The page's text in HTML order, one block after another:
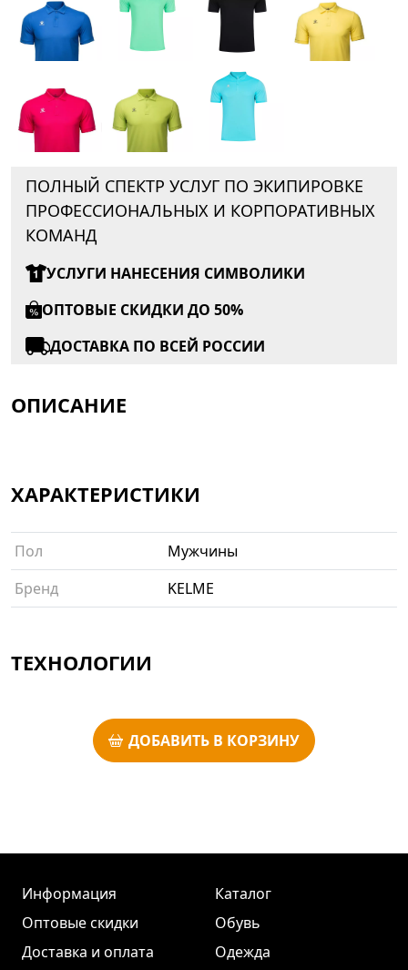
ПОЛНЫЙ СПЕКТР УСЛУГ ПО ЭКИПИРОВКЕ
ПРОФЕССИОНАЛЬНЫХ И КОРПОРАТИВНЫХ
КОМАНД
УСЛУГИ НАНЕСЕНИЯ СИМВОЛИКИ
ОПТОВЫЕ СКИДКИ ДО 50%
ДОСТАВКА ПО ВСЕЙ РОССИИ
ОПИСАНИЕ
ХАРАКТЕРИСТИКИ
Пол
Мужчины
Бренд
KELME
ТЕХНОЛОГИИ
ДОБАВИТЬ В КОРЗИНУ
Информация
Оптовые скидки
Доставка и оплата
Каталог
Обувь
Одежда